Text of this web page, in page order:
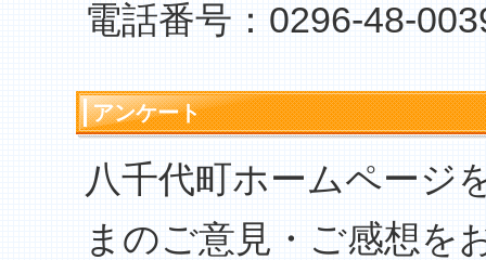
電話番号：0296-48-
アンケート
八千代町ホームページ
まのご意見・ご感想を